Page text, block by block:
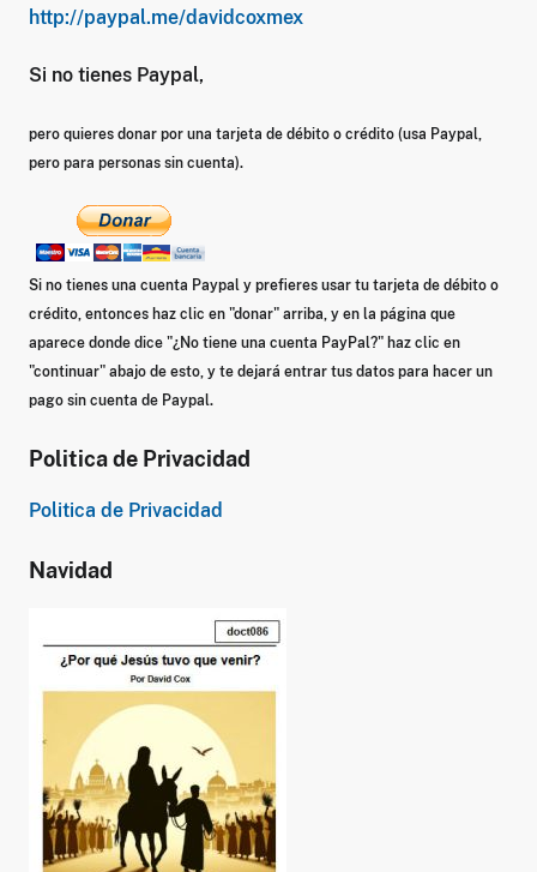
http://paypal.me/davidcoxmex
Si no tienes Paypal,
pero quieres donar por una tarjeta de débito o crédito (usa Paypal,
pero para personas sin cuenta).
Si no tienes una cuenta Paypal y prefieres usar tu tarjeta de débito o
crédito, entonces haz clic en "donar" arriba, y en la página que
aparece donde dice "¿No tiene una cuenta PayPal?" haz clic en
"continuar" abajo de esto, y te dejará entrar tus datos para hacer un
pago sin cuenta de Paypal.
Politica de Privacidad
Politica de Privacidad
Navidad